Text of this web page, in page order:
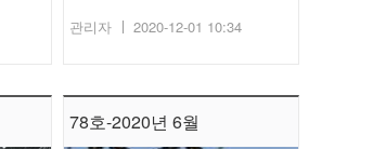
관리자 2020-12-01 10:34
78호-2020년 6월